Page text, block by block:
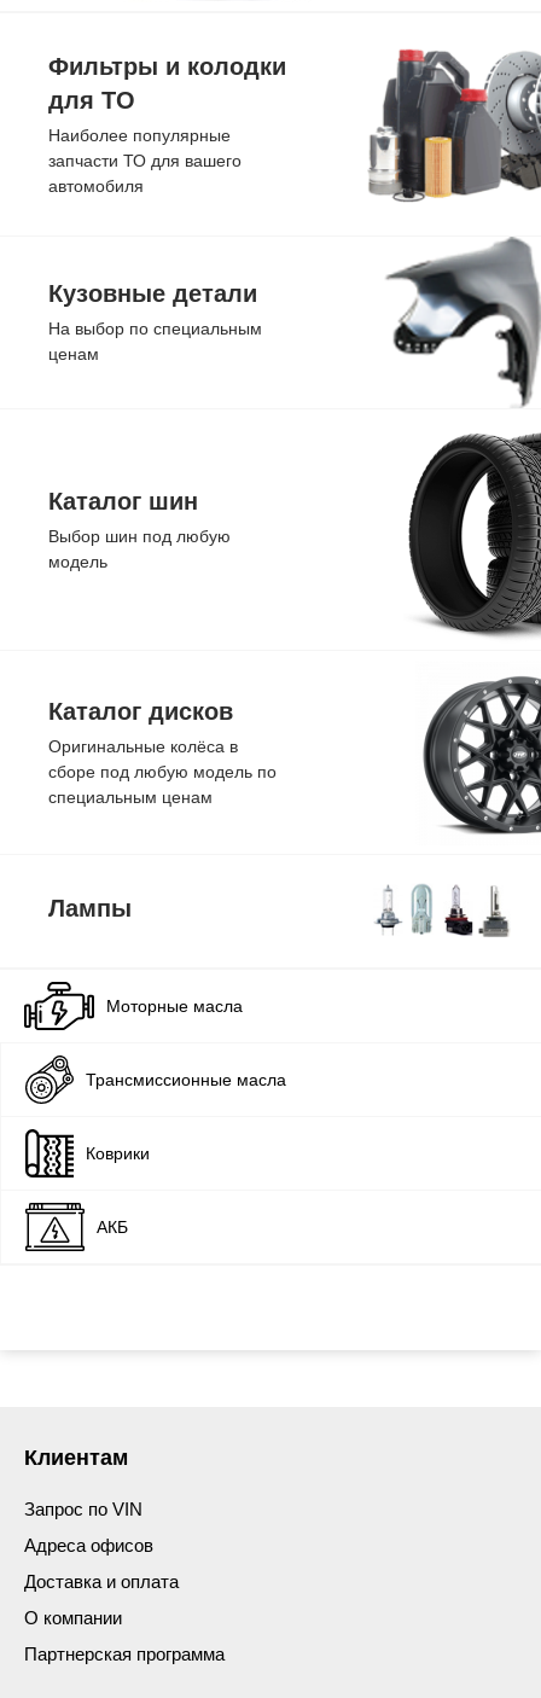
Фильтры и колодки
для ТО
Наиболее популярные
запчасти ТО для вашего
автомобиля
Кузовные детали
На выбор по специальным
ценам
Каталог шин
Выбор шин под любую
модель
Каталог дисков
Оригинальные колёса в
сборе под любую модель по
специальным ценам
Лампы
Моторные масла
Трансмиссионные масла
Коврики
АКБ
Клиентам
Запрос по VIN
Адреса офисов
Доставка и оплата
О компании
Партнерская программа